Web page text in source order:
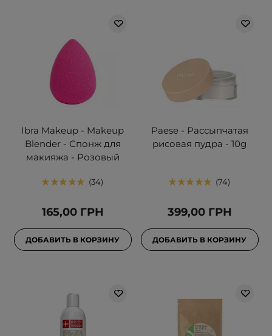
Ibra Makeup - Makeup
Blender - Спонж для
макияжа - Розовый
34
165,00 ГРН
ДОБАВИТЬ В КОРЗИНУ
Paese - Рассыпчатая
рисовая пудра - 10g
74
399,00 ГРН
ДОБАВИТЬ В КОРЗИНУ